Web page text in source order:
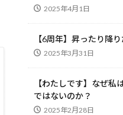
2025年4月1日
【6周年】昇ったり降
2025年3月31日
【わたしです】なぜ私
ではないのか？
2025年2月28日